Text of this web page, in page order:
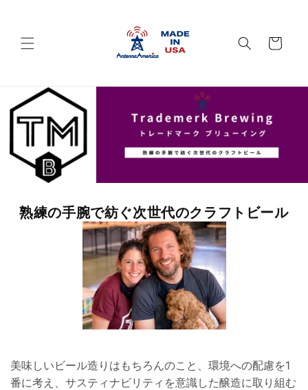
Cart
熟練の手腕で紡ぐ次世代のクラフトビール
美味しいビール造りはもちろんのこと、環境への配慮を1
番に考え、サスティナビリティを意識した醸造に取り組む